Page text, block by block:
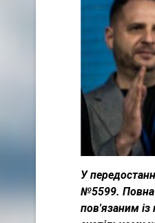
У
№5599. Повна
пов'язаним із